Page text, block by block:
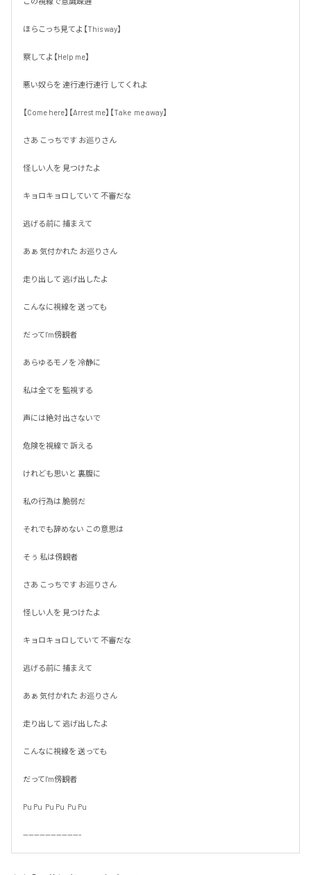
ほらこっち見てよ【This way】
察してよ【Help me】
悪い奴らを 連行連行連行 してくれよ
【Come here】【Arrest me】【Take  me away】
さあ こっちです お巡りさん
怪しい人を 見つけたよ
キョロキョロしていて 不審だな
逃げる前に 捕まえて
あぁ 気付かれた お巡りさん
走り出して 逃げ出したよ
こんなに視線を 送っても
だってI'm傍観者
あらゆるモノを 冷静に
私は全てを 監視する
声には絶対 出さないで
危険を視線で 訴える
けれども思いと 裏腹に
私の行為は 脆弱だ
それでも辞めない この意思は
そぅ 私は傍観者
さあ こっちです お巡りさん
怪しい人を 見つけたよ
キョロキョロしていて 不審だな
逃げる前に 捕まえて
あぁ 気付かれた お巡りさん
走り出して 逃げ出したよ
こんなに視線を 送っても
だってI'm傍観者
Pu Pu  Pu Pu  Pu Pu
---------------------